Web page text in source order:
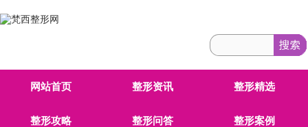
网站首页 整形资讯 整形精选
整形攻略 整形问答 整形案例